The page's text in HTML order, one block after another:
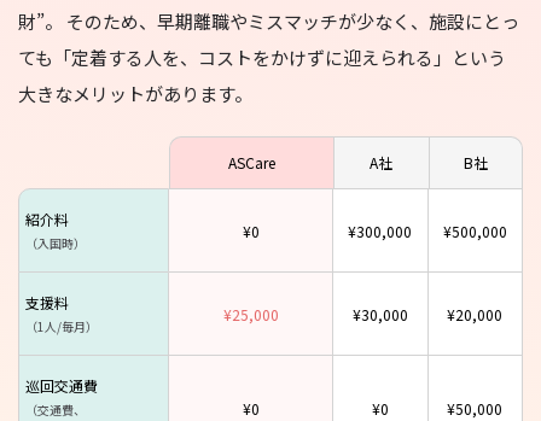
財”。 そのため、早期離職やミスマッチが少なく、施設にとっ
ても「定着する人を、コストをかけずに迎えられる」という
大きなメリットがあります。
ASCare A社 B社
紹介料
（入国時）
¥0 ¥300,000 ¥500,000
支援料
（1人/毎月）
¥25,000 ¥30,000 ¥20,000
巡回交通費
（交通費、
¥0 ¥0 ¥50,000